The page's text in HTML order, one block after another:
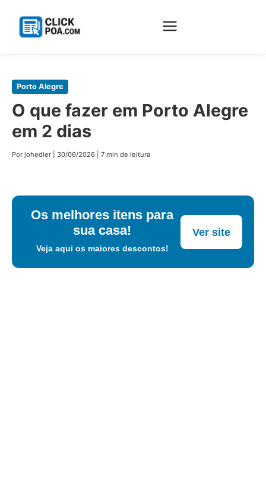
Pular
conteúdo
Porto Alegre
O que fazer em Porto Alegre
em 2 dias
Por johedler 30/06/2026 7 min de leitura
Os melhores itens para
sua casa!
Veja aqui os maiores descontos!
Ver site